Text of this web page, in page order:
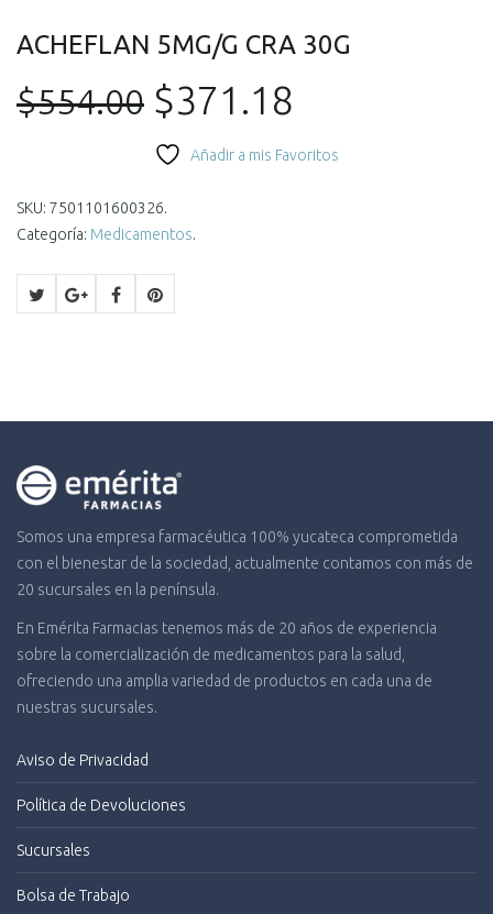
ACHEFLAN 5MG/G CRA 30G
$554.00 El
precio
original
$554.00.
$371.18
precio
Añadir a mis Favoritos
SKU: 7501101600326.
Categoría: Medicamentos.
Somos una empresa farmacéutica 100% yucateca comprometida
con el bienestar de la sociedad, actualmente contamos con más de
20 sucursales en la península.
En Emérita Farmacias tenemos más de 20 años de experiencia
sobre la comercialización de medicamentos para la salud,
ofreciendo una amplia variedad de productos en cada una de
nuestras sucursales.
Aviso de Privacidad
Política de Devoluciones
Sucursales
Bolsa de Trabajo